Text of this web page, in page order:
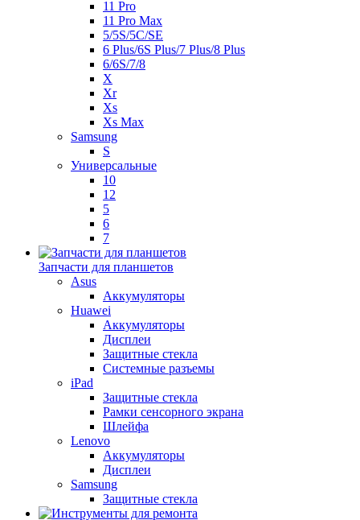
11 Pro
11 Pro Max
5/5S/5C/SE
6 Plus/6S Plus/7 Plus/8 Plus
6/6S/7/8
X
Xr
Xs
Xs Max
Samsung
S
Универсальные
10
12
5
6
7
Запчасти для планшетов
Asus
Аккумуляторы
Huawei
Аккумуляторы
Дисплеи
Защитные стекла
Системные разъемы
iPad
Защитные стекла
Рамки сенсорного экрана
Шлейфа
Lenovo
Аккумуляторы
Дисплеи
Samsung
Защитные стекла